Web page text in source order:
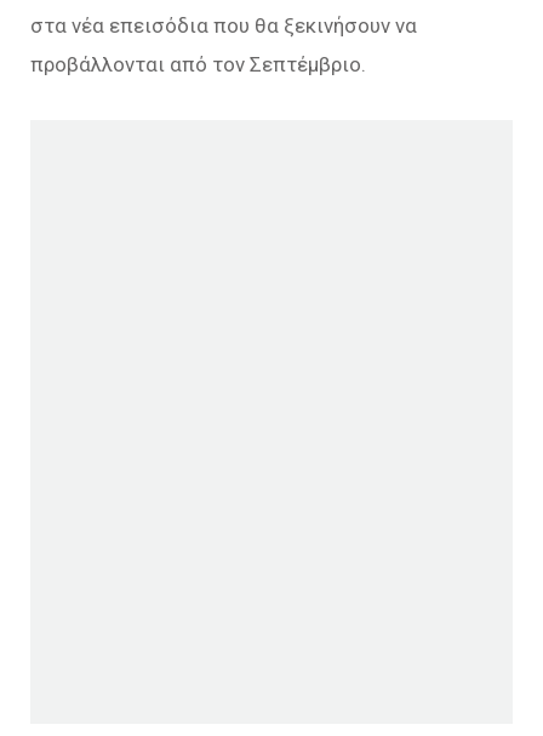
στα νέα επεισόδια που θα ξεκινήσουν να
προβάλλονται από τον Σεπτέμβριο.